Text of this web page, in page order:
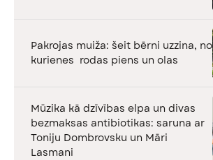
Pakrojas muiža: šeit bērni uzzina, no
kurienes rodas piens un olas
Mūzika kā dzīvības elpa un divas
bezmaksas antibiotikas: saruna ar
Toniju Dombrovsku un Māri
Lasmani